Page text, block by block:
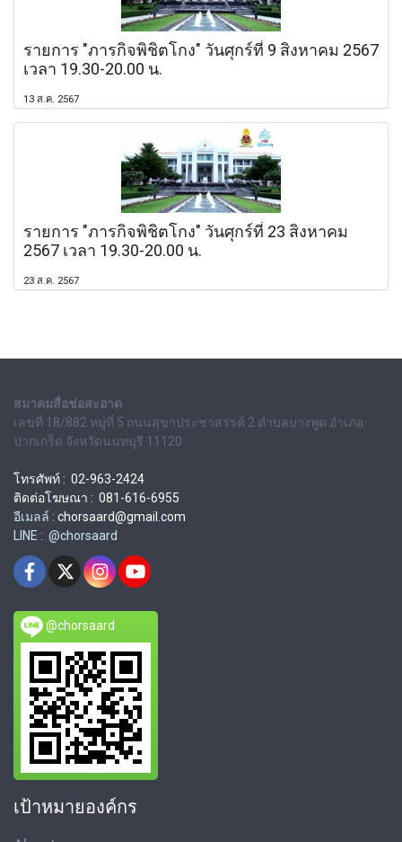
รายการ "ภารกิจพิชิตโกง" วันศุกร์ที่ 9 สิงหาคม 2567
เวลา 19.30-20.00 น.
13 ส.ค. 2567
รายการ "ภารกิจพิชิตโกง" วันศุกร์ที่ 23 สิงหาคม
2567 เวลา 19.30-20.00 น.
23 ส.ค. 2567
สมาคมสื่อช่อสะอาด
เลขที่ 18/882 หมู่ที่ 5 ถนนสุขาประชาสรรค์ 2 ตำบลบางพูด อำเภอ
ปากเกร็ด จังหวัดนนทบุรี 11120
โทรศัพท์ : 02-963-2424
ติดต่อโฆษณา : 081-616-6955
อีเมลล์ : chorsaard@gmail.com
LINE : @chorsaard
@chorsaard
เป้าหมายองค์กร